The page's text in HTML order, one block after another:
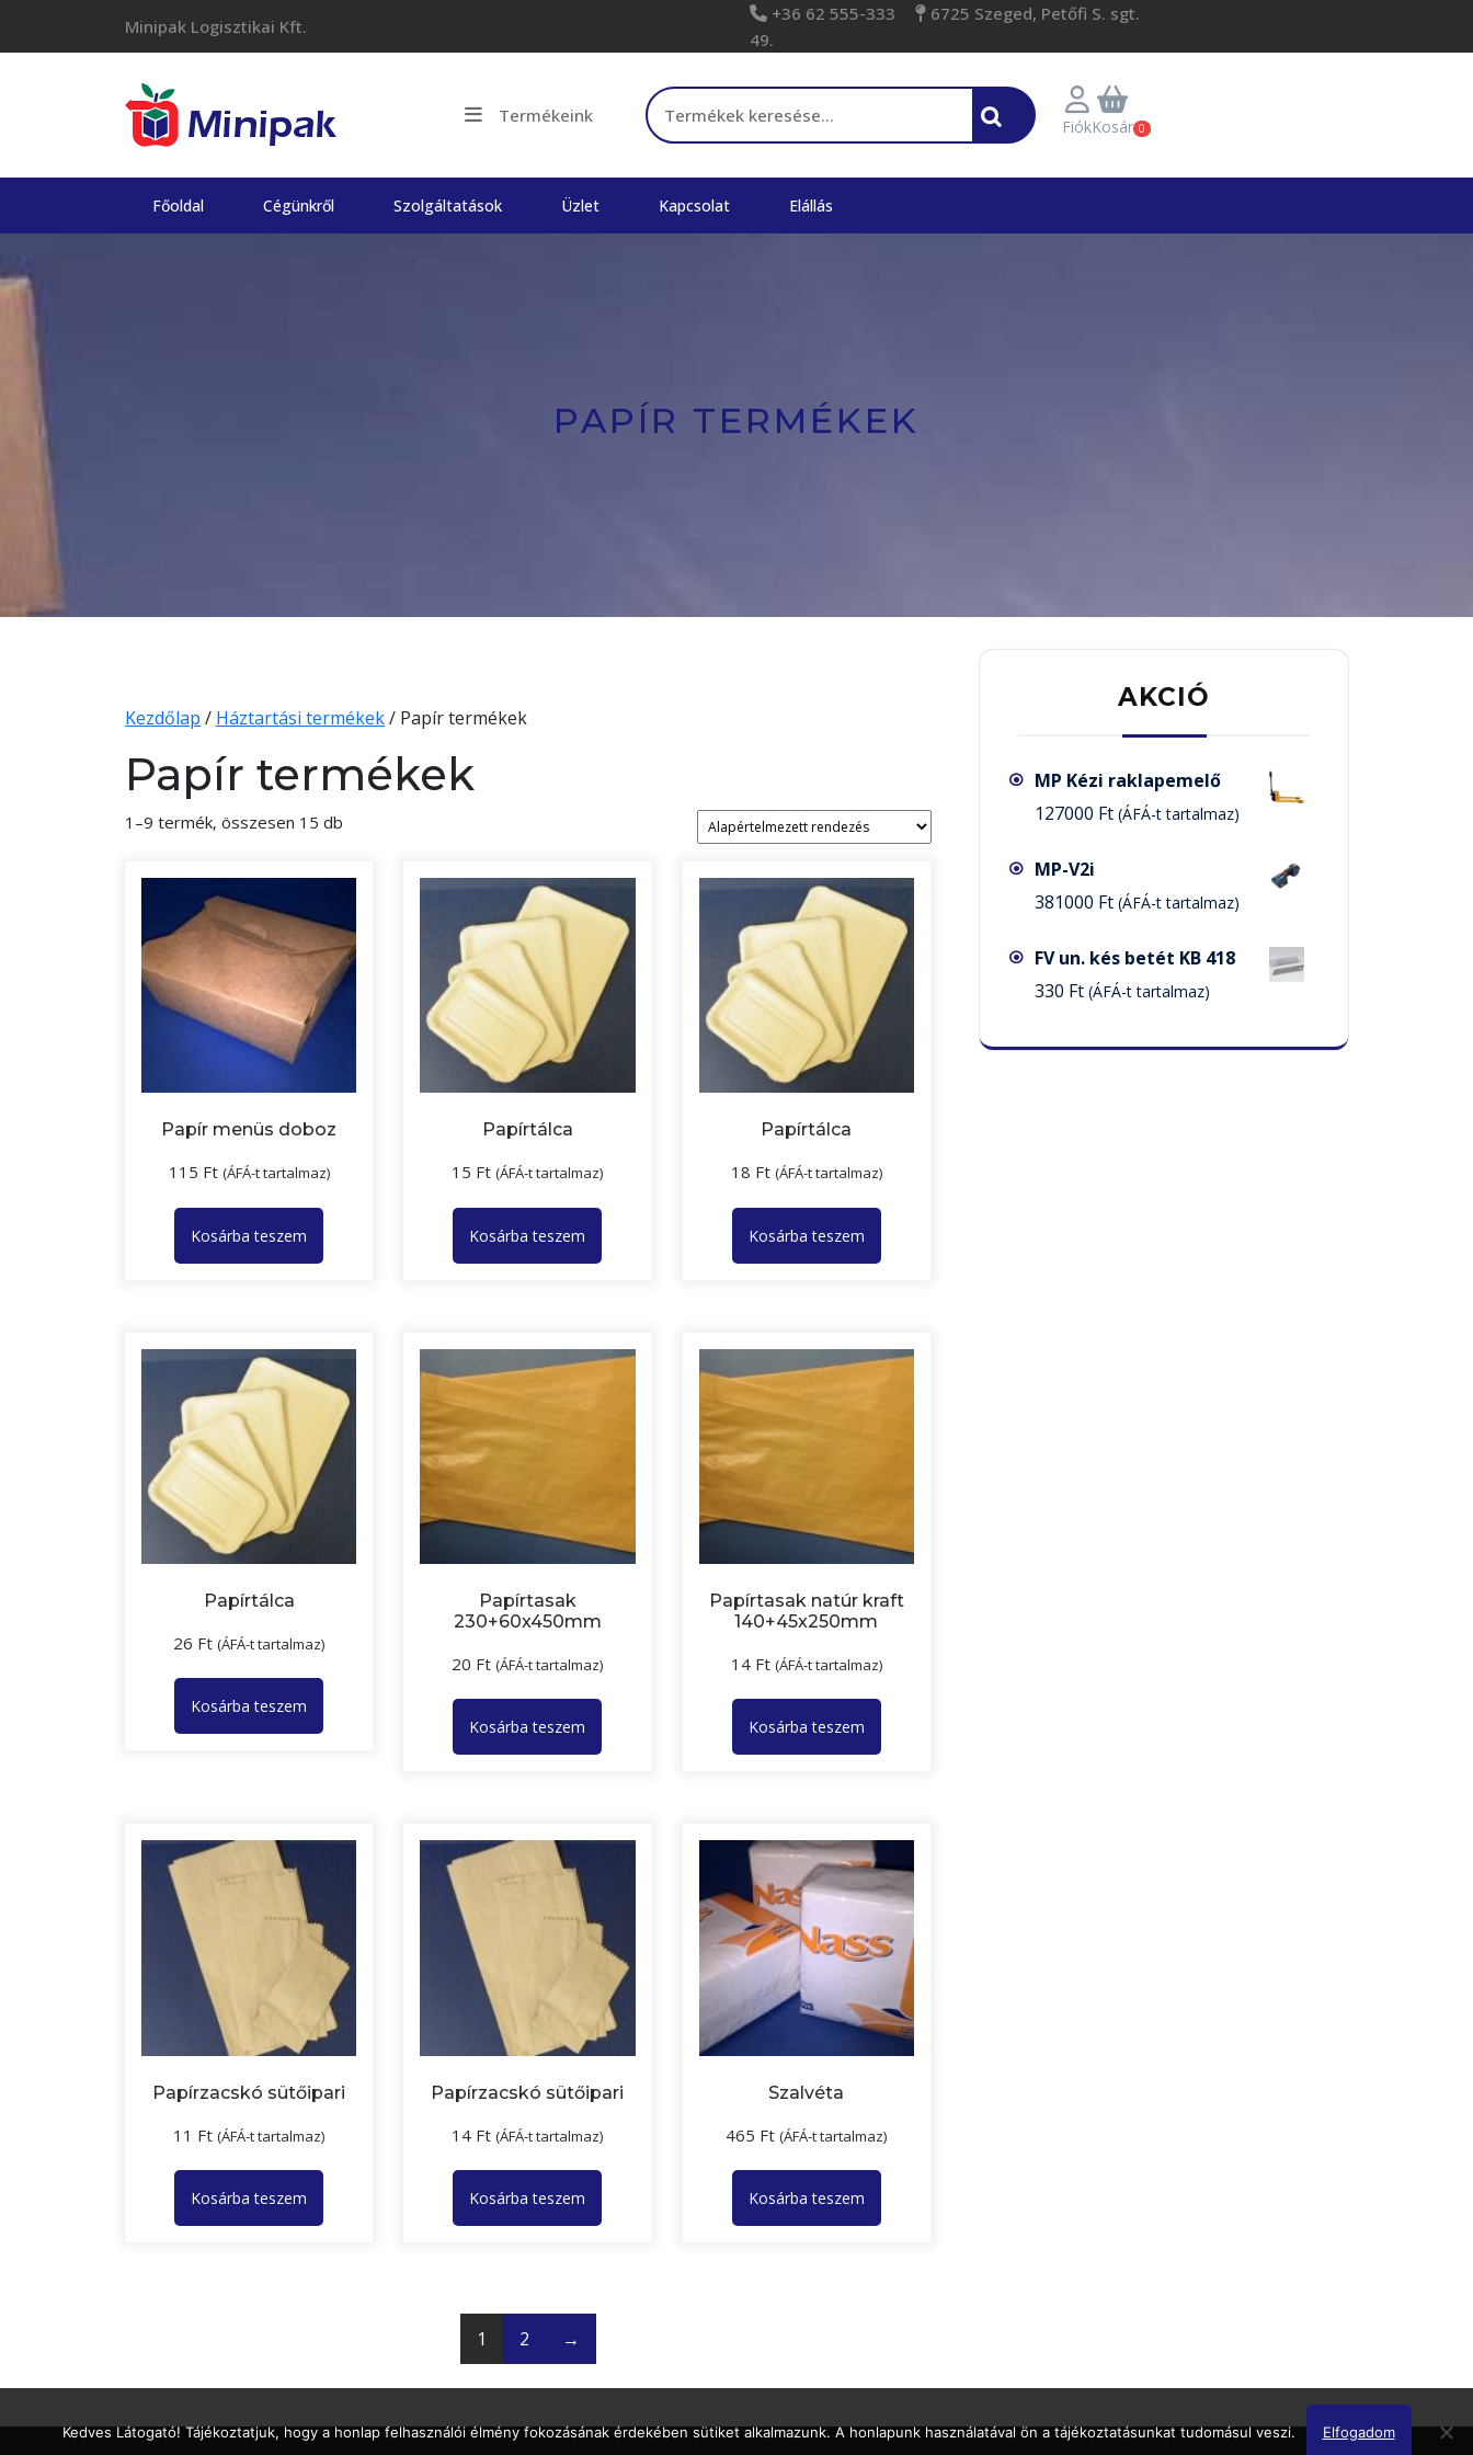
Minipak Logisztikai Kft.
+36 62 555-333
6725 Szeged, Petőfi S. sgt.
49.
Termékeink
Keresés a következőre:
FiókKosár 0
Főoldal Cégünkről Szolgáltatások Üzlet Kapcsolat Elállás
PAPÍR TERMÉKEK
Kezdőlap / Háztartási termékek/ Papír termékek
Papír termékek
1–9 termék, összesen 15 db
Papír menüs doboz
115 Ft (ÁFÁ-t tartalmaz)
Kosárba teszem
Papírtálca
15 Ft (ÁFÁ-t tartalmaz)
Kosárba teszem
Papírtálca
18 Ft (ÁFÁ-t tartalmaz)
Kosárba teszem
Papírtálca
26 Ft (ÁFÁ-t tartalmaz)
Kosárba teszem
Papírtasak
230+60x450mm
20 Ft (ÁFÁ-t tartalmaz)
Kosárba teszem
Papírtasak natúr kraft
140+45x250mm
14 Ft (ÁFÁ-t tartalmaz)
Kosárba teszem
Papírzacskó sütőipari
11 Ft (ÁFÁ-t tartalmaz)
Kosárba teszem
Papírzacskó sütőipari
14 Ft (ÁFÁ-t tartalmaz)
Kosárba teszem
Szalvéta
465 Ft (ÁFÁ-t tartalmaz)
Kosárba teszem
1 2 →
AKCIÓ
MP Kézi raklapemelő
127000 Ft (ÁFÁ-t tartalmaz)
MP-V2i
381000 Ft (ÁFÁ-t tartalmaz)
FV un. kés betét KB 418
330 Ft (ÁFÁ-t tartalmaz)
Kedves Látogató! Tájékoztatjuk, hogy a honlap felhasználói élmény fokozásának érdekében sütiket alkalmazunk. A honlapunk használatával ön a tájékoztatásunkat tudomásul veszi. Elfogadom